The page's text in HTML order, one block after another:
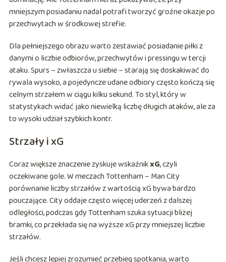
mniejszym posiadaniu nadal potrafi tworzyć groźne okazje po
przechwytach w środkowej strefie.
Dla pełniejszego obrazu warto zestawiać posiadanie piłki z
danymi o liczbie odbiorów, przechwytów i pressingu w tercji
ataku. Spurs – zwłaszcza u siebie – starają się doskakiwać do
rywala wysoko, a pojedyncze udane odbiory często kończą się
celnym strzałem w ciągu kilku sekund. To styl, który w
statystykach widać jako niewielką liczbę długich ataków, ale za
to wysoki udział szybkich kontr.
Strzały i xG
Coraz większe znaczenie zyskuje wskaźnikxG, czyli
oczekiwane gole. W meczach Tottenham – Man City
porównanie liczby strzałów z wartością xG bywa bardzo
pouczające. City oddaje często więcej uderzeń z dalszej
odległości, podczas gdy Tottenham szuka sytuacji bliżej
bramki, co przekłada się na wyższe xG przy mniejszej liczbie
strzałów.
Jeśli chcesz lepiej zrozumieć przebieg spotkania, warto